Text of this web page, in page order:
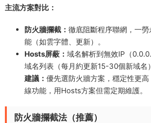
主流方案對比：
防火牆攔截​： 徹底阻斷程序聯網，一
能（如雲字體、更新）。
Hosts屏蔽​： 域名解析到無效IP（
域名列表（每月約更新15-30個新域名
建議​： 優先選防火牆方案，穩定性更
線功能，用Hosts方案但需定期維護。
防火牆攔截法（推薦）​​